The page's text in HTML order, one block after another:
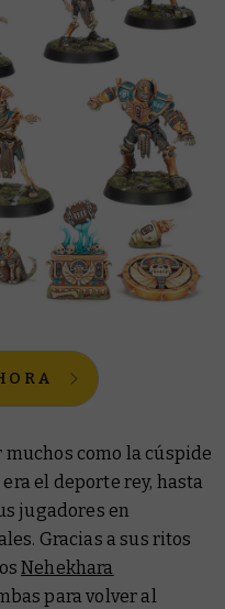
como la cúspide
el deporte rey, hasta
jugadores en
Gracias a sus ritos
Nehekhara
para volver al